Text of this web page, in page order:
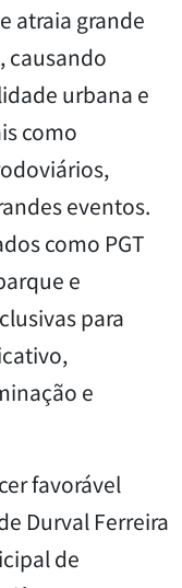
atraia grande
causando
urbana e
como
eventos.
como PGT
e
para
e
favorável
Durval Ferreira
de